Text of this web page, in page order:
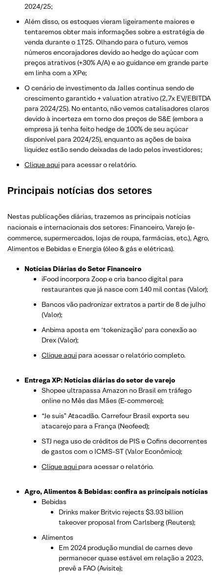
2024/25;
Além disso, os estoques vieram ligeiramente maiores e
tentaremos obter mais informações sobre a estratégia de
venda durante o 1T25. Olhando para o futuro, vemos
números encorajadores devido ao hedge do açúcar com
preços atrativos (+30% A/A) e ao guidance em grande parte
em linha com a XPe;
O cenário de investimento da Jalles continua sendo de
crescimento garantido + valuation atrativo (2,7x EV/EBITDA
para 2024/25). No entanto, não vemos catalisadores claros
devido à incerteza em torno dos preços de S&E (embora a
empresa já tenha feito hedge de 100% de seu açúcar
disponível para 2024/25), enquanto as ações de baixa
liquidez estão sendo deixadas de lado pelos investidores;
Clique aqui para acessar o relatório.
Principais notícias dos setores
Nestas publicações diárias, trazemos as principais notícias
nacionais e internacionais dos setores: Financeiro, Varejo(e-
commerce, supermercados, lojas de roupa, farmácias, etc.), Agro,
Alimentos e Bebidas e Energia (óleo & gás e elétricas).
Notícias Diárias do Setor Financeiro
iFood incorpora Zoop e cria banco digital para
restaurantes que já nasce com 140 mil contas (Valor);
Bancos vão padronizar extratos a partir de 8 de julho
(Valor);
Anbima aposta em ‘tokenização’ para conexão ao
Drex (Valor);
Clique aqui para acessar o relatório completo.
Entrega XP: Notícias diárias do setor de varejo
Shopee ultrapassa Amazon no Brasil em tráfego
online no Mês das Mães (E-commerce);
“Je suis” Atacadão. Carrefour Brasil exporta seu
atacarejo para a França (Neofeed);
STJ nega uso de créditos de PIS e Cofins decorrentes
de gastos com o ICMS-ST (Valor Econômico);
Clique aqui para acessar o relatório.
Agro, Alimentos & Bebidas: confira as principais notícias
Bebidas
Drinks maker Britvic rejects $3.93 billion
takeover proposal from Carlsberg (Reuters);
Alimentos
Em 2024 produção mundial de carnes deve
permanecer quase estável em relação a 2023,
prevê a FAO (Avisite);